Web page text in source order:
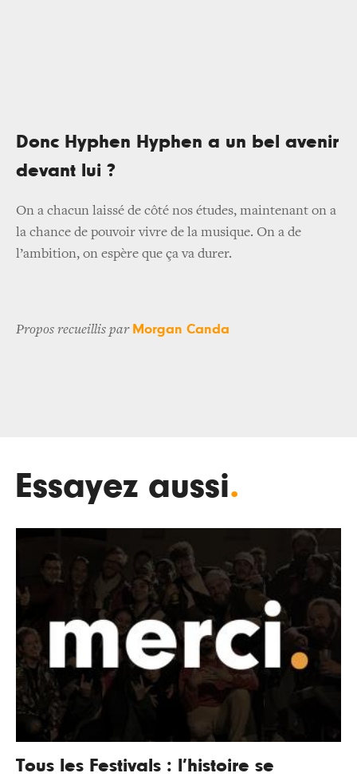
Donc Hyphen Hyphen a un bel avenir
devant lui ?
On a chacun laissé de côté nos études, maintenant on a
la chance de pouvoir vivre de la musique. On a de
l’ambition, on espère que ça va durer.
Propos recueillis par Morgan Canda
Essayez aussi.
Tous les Festivals : l’histoire se